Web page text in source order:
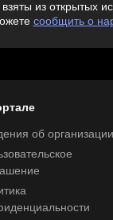
из открытых
сообщить о
об организации